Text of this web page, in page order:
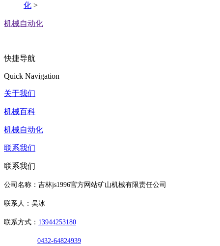
化 >
机械自动化
快捷导航
Quick Navigation
关于我们
机械百科
机械自动化
联系我们
联系我们
公司名称：吉林js1996官方网站矿山机械有限责任公司
联系人：吴冰
联系方式： 13944253180
0432-64824939